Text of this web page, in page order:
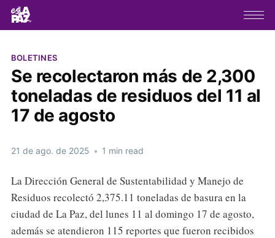
BOLETINES
Se recolectaron más de 2,300
toneladas de residuos del 11 al
17 de agosto
21 de ago. de 2025 • 1 min read
La Dirección General de Sustentabilidad y Manejo de
Residuos recolectó 2,375.11 toneladas de basura en la
ciudad de La Paz, del lunes 11 al domingo 17 de agosto,
además se atendieron 115 reportes que fueron recibidos